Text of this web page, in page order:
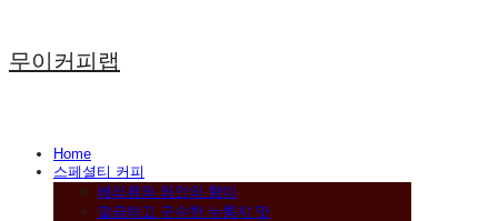
무이커피랩
Home
스페셜티 커피
베리류와 와인의 향미
깔끔하고 구수한 누룽지 맛